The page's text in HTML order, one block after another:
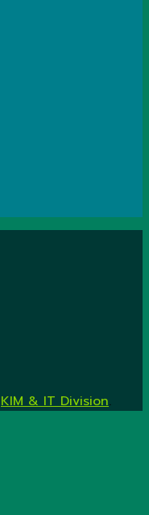
KIM & IT Division.